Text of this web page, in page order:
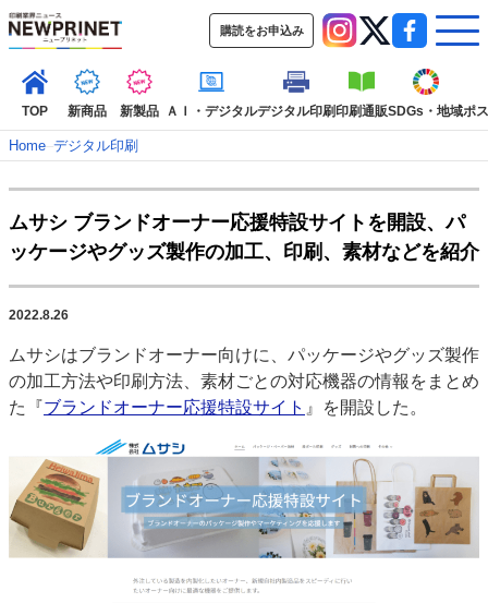
購読をお申込み
TOP 新商品 新製品 ＡＩ・デジタルデジタル印刷印刷通販SDGs・地域ポ
TOP
新着記事 特集記事
動画コンテンツ
インタビュー
コレクション
SDGs・地域
ポストプレス ビジネス イベント 信用情報
業界
市場・統計
人事・移転・異動・訃報
特集記事カテゴリー一覧
2022 見える化・MIS特集
特集・デジタル印刷 アイデアで勝負！ ～多様なビジネス・多彩な商材～
JAPAN PACK 2023 特集
中古印刷機・製本機特集
2022 検査・校正特集
Home–デジタル印刷
ムサシ ブランドオーナー応援特設サイトを開設、パ
ッケージやグッズ製作の加工、印刷、素材などを紹介
2022.8.26
ムサシはブランドオーナー向けに、パッケージやグッズ製作
の加工方法や印刷方法、素材ごとの対応機器の情報をまとめ
た『ブランドオーナー応援特設サイト 』を開設した。